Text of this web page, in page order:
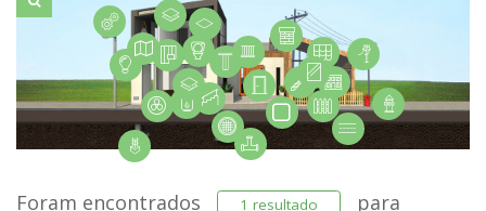
Foram encontrados 1 resultado para